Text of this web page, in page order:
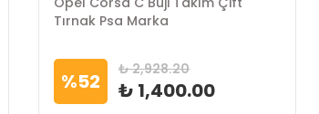
Tırnak Psa Marka
%52 ₺ 2,928.20
₺ 1,400.00